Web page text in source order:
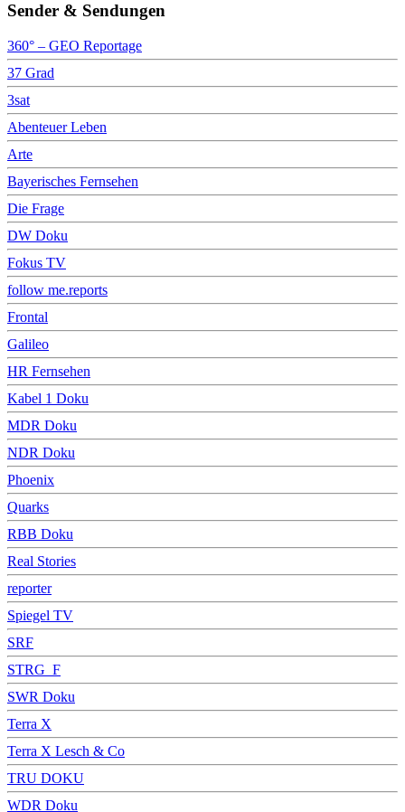
Sender & Sendungen
360° – GEO Reportage
37 Grad
3sat
Abenteuer Leben
Arte
Bayerisches Fernsehen
Die Frage
DW Doku
Fokus TV
follow me.reports
Frontal
Galileo
HR Fernsehen
Kabel 1 Doku
MDR Doku
NDR Doku
Phoenix
Quarks
RBB Doku
Real Stories
reporter
Spiegel TV
SRF
STRG_F
SWR Doku
Terra X
Terra X Lesch & Co
TRU DOKU
WDR Doku